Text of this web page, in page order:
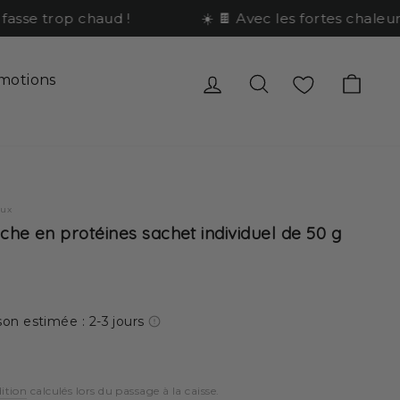
trop chaud ! ☀️ 🍫 Avec les fortes
Se connecterRechercher
Favoris
en protéines sachet individuel de 50 g
estimée : 2-3 jours
calculés lors du passage à la caisse.